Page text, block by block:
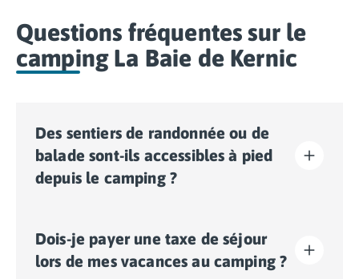
Questions fréquentes sur le
camping La Baie de Kernic
Des sentiers de randonnée ou de
balade sont-ils accessibles à pied
depuis le camping ?
accessibles directement à pied depuis la sortie du
camping. C’est l’idéal pour découvrir la nature
environnante en plein air et en toute simplicité, sans
Dois-je payer une taxe de séjour
lors de mes vacances au camping ?